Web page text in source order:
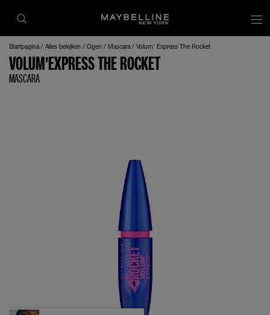
Startpagina Alles bekijken Ogen Mascara Volum' Express The Rocket
VOLUM’EXPRESS THE ROCKET
MASCARA